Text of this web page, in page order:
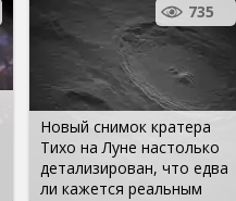
Новый снимок кратера
Тихо на Луне настолько
детализирован, что едва
ли кажется реальным
735